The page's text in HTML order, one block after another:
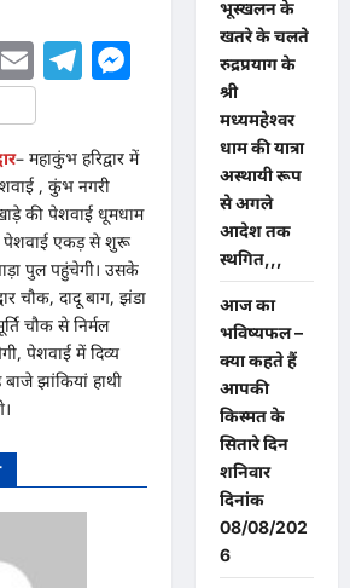
EmailTelegram
Messenger
– महाकुंभ हरिद्वार में
, कुंभ नगरी
की पेशवाई धूमधाम
पेशवाई एकड़ से शुरू
पुल पहुंचेगी। उसके
चौक, दादू बाग, झंडा
चौक से निर्मल
पेशवाई में दिव्य
झांकियां हाथी
भूस्खलन के
खतरे के चलते
रुद्रप्रयाग के
श्री
मध्यमहेश्वर
धाम की यात्रा
अस्थायी रूप
से अगले
आदेश तक
स्थगित,,,
आज का
भविष्यफल –
क्या कहते हैं
आपकी
किस्मत के
सितारे दिन
शनिवार
दिनांक
08/08/202
6